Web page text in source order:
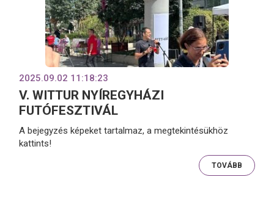
2025.09.02 11:18:23
V. WITTUR NYÍREGYHÁZI
FUTÓFESZTIVÁL
A bejegyzés képeket tartalmaz, a megtekintésükhöz
kattints!
TOVÁBB